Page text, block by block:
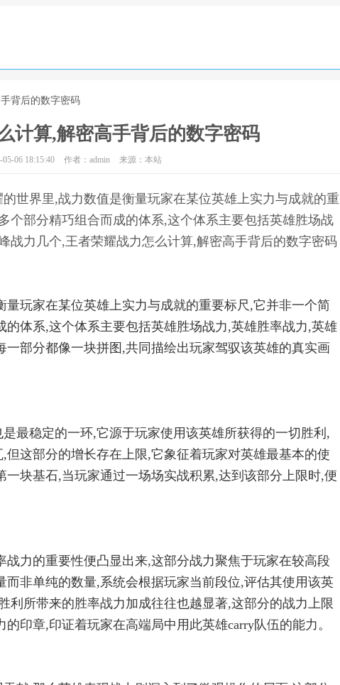
背后的数字密码
计算,解密高手背后的数字密码
06 18:15:40 作者：admin 来源：本站
世界里,战力数值是衡量玩家在某位英雄上实力与成就的重
个部分精巧组合而成的体系,这个体系主要包括英雄胜场战
战力几个,王者荣耀战力怎么计算,解密高手背后的数字密码
量玩家在某位英雄上实力与成就的重要标尺,它并非一个简
体系,这个体系主要包括英雄胜场战力,英雄胜率战力,英雄
部分都像一块拼图,共同描绘出玩家驾驭该英雄的真实画
最稳定的一环,它源于玩家使用该英雄所获得的一切胜利,
这部分的增长存在上限,它象征着玩家对英雄最基本的使
块基石,当玩家通过一场场实战积累,达到该部分上限时,便
战力的重要性便凸显出来,这部分战力聚焦于玩家在较高段
非单纯的数量,系统会根据玩家当前段位,评估其使用该英
利所带来的胜率战力加成往往也越显著,这部分的战力上限
印章,印证着玩家在高端局中用此英雄carry队伍的能力。